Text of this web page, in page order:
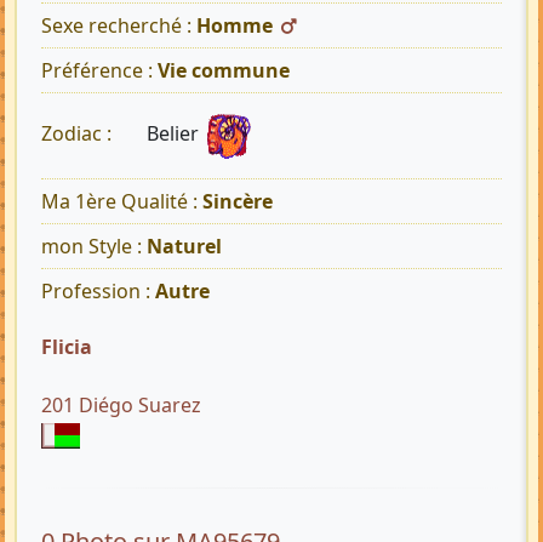
Sexe recherché : Homme
Préférence : Vie commune
Zodiac : Belier
Ma 1ère Qualité : Sincère
mon Style : Naturel
Profession : Autre
Flicia
201 Diégo Suarez